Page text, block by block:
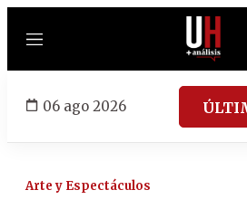
Menú
06 ago 2026
Arte y Espectáculos